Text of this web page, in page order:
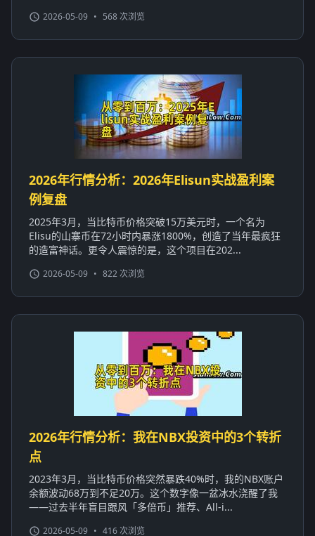
2026-05-09 • 568 次浏览
2026年行情分析：2026年Elisun实战盈利案
例复盘
2025年3月，当比特币价格突破15万美元时，一个名为
Elisu的山寨币在72小时内暴涨1800%，创造了当年最疯狂
的造富神话。更令人震惊的是，这个项目在202...
2026-05-09 • 822 次浏览
2026年行情分析：我在NBX投资中的3个转折
点
2023年3月，当比特币价格突然暴跌40%时，我的NBX账户
余额波动68万到不足20万。这个数字像一盆冰水浇醒了我
——过去半年盲目跟风「多倍币」推荐、All-i...
2026-05-09 • 416 次浏览